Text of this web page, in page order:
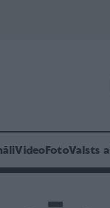
Video FotoValsts